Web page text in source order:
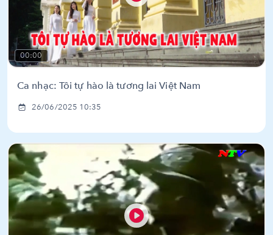
00:00
Ca nhạc: Tôi tự hào là tương lai Việt Nam
26/06/2025 10:35